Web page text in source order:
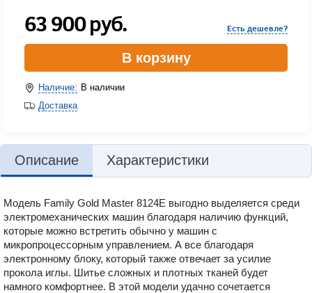
63 900руб. Есть дешевле?
В корзину
Наличие: В наличии
Доставка
Описание Характеристики
Модель Family Gold Master 8124E выгодно выделяется среди
электромеханических машин благодаря наличию функций,
которые можно встретить обычно у машин с
микропроцессорным управлением. А все благодаря
электронному блоку, который также отвечает за усилие
прокола иглы. Шитье сложных и плотных тканей будет
намного комфортнее. В этой модели удачно сочетается